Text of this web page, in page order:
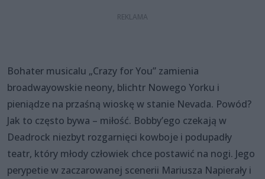
Bohater musicalu „Crazy for You” zamienia
broadwayowskie neony, blichtr Nowego Yorku i
pieniądze na przaśną wioskę w stanie Nevada. Powód?
Jak to często bywa – miłość. Bobby’ego czekają w
Deadrock niezbyt rozgarnięci kowboje i podupadły
teatr, który młody człowiek chce postawić na nogi. Jego
perypetie w zaczarowanej scenerii Mariusza Napierały i